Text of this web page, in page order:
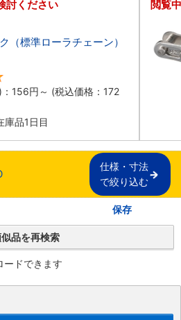
討ください
（標準ローラチェーン）
156円 ～ (税込価格： 172
庫品1日目
閲覧
仕様・寸法
で絞り込む
保存
品を再検索
ードできます